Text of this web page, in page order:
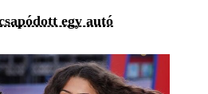
egy autó